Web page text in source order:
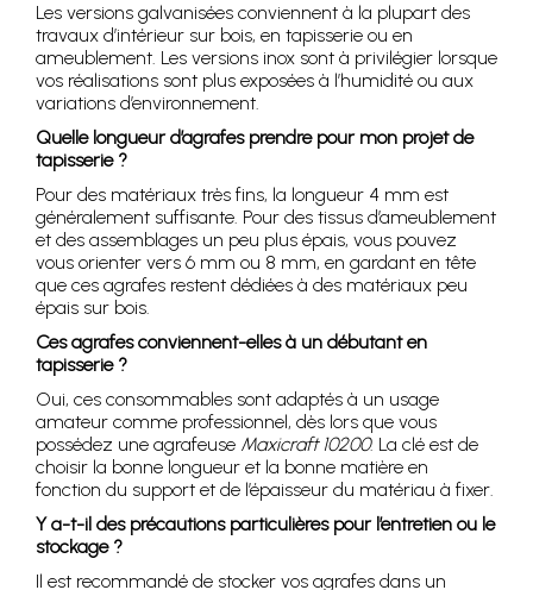
Les versions galvanisées conviennent à la plupart des
travaux d’intérieur sur bois, en tapisserie ou en
ameublement. Les versions inox sont à privilégier lorsque
vos réalisations sont plus exposées à l’humidité ou aux
variations d’environnement.
Quelle longueur d’agrafes prendre pour mon projet de
tapisserie ?
Pour des matériaux très fins, la longueur 4 mm est
généralement suffisante. Pour des tissus d’ameublement
et des assemblages un peu plus épais, vous pouvez
vous orienter vers 6 mm ou 8 mm, en gardant en tête
que ces agrafes restent dédiées à des matériaux peu
épais sur bois.
Ces agrafes conviennent-elles à un débutant en
tapisserie ?
Oui, ces consommables sont adaptés à un usage
amateur comme professionnel, dès lors que vous
possédez une agrafeuse Maxicraft 10200. La clé est de
choisir la bonne longueur et la bonne matière en
fonction du support et de l’épaisseur du matériau à fixer.
Y a-t-il des précautions particulières pour l’entretien ou le
stockage ?
Il est recommandé de stocker vos agrafes dans un